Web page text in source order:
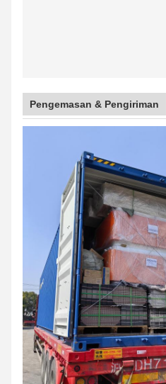
Pengemasan & Pengiriman